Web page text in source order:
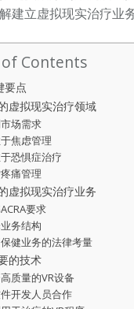
建立虚拟现实治疗业
Contents
要点
虚拟现实治疗领域
场需求
焦虑管理
恐惧症治疗
痛管理
虚拟现实治疗业务
要求
务结构
健业务的法律考量
的技术
质量的VR设备
开发人员合作